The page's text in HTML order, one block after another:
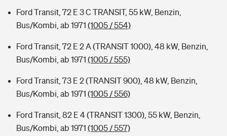
Ford Transit, 72 E 3 C TRANSIT, 55 kW, Benzin,
Bus/Kombi, ab 1971 (1005 / 554)
Ford Transit, 72 E 2 A (TRANSIT 1000), 48 kW, Benzin,
Bus/Kombi, ab 1971 (1005 / 555)
Ford Transit, 73 E 2 (TRANSIT 900), 48 kW, Benzin,
Bus/Kombi, ab 1971 (1005 / 556)
Ford Transit, 82 E 4 (TRANSIT 1300), 55 kW, Benzin,
Bus/Kombi, ab 1971 (1005 / 557)